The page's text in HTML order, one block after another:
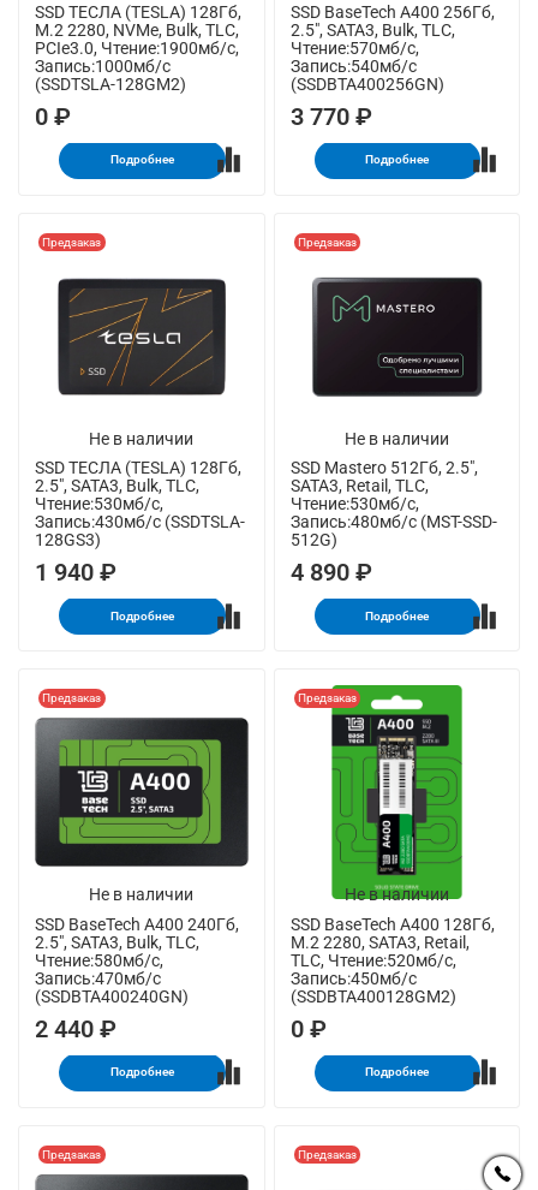
SSD ТЕСЛА (TESLA) 128Гб,
M.2 2280, NVMe, Bulk, TLC,
PCIe3.0, Чтение:1900мб/с,
Запись:1000мб/с
(SSDTSLA-128GM2)
0 ₽
Подробнее
SSD BaseTech A400 256Гб,
2.5", SATA3, Bulk, TLC,
Чтение:570мб/с,
Запись:540мб/с
(SSDBTA400256GN)
3 770 ₽
Подробнее
Не в наличии
Предзаказ
SSD ТЕСЛА (TESLA) 128Гб,
2.5", SATA3, Bulk, TLC,
Чтение:530мб/с,
Запись:430мб/с (SSDTSLA-
128GS3)
1 940 ₽
Подробнее
Не в наличии
Предзаказ
SSD Mastero 512Гб, 2.5",
SATA3, Retail, TLC,
Чтение:530мб/с,
Запись:480мб/с (MST-SSD-
512G)
4 890 ₽
Подробнее
Не в наличии
Предзаказ
SSD BaseTech A400 240Гб,
2.5", SATA3, Bulk, TLC,
Чтение:580мб/с,
Запись:470мб/с
(SSDBTA400240GN)
2 440 ₽
Подробнее
Не в наличии
Предзаказ
SSD BaseTech A400 128Гб,
M.2 2280, SATA3, Retail,
TLC, Чтение:520мб/с,
Запись:450мб/с
(SSDBTA400128GM2)
0 ₽
Подробнее
Предзаказ Предзаказ